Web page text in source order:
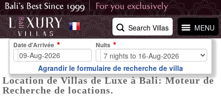
MENU
Search Villas
Location de Villas de Luxe à Bali: Moteur de
Recherche de locations.
Date d'Arrivée Nuits
Agrandir le formulaire de recherche de villa